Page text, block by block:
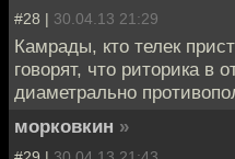
#28 | 30.04.13 21:29
Камрады, кто телек
говорят, что риторика в
диаметрально
морковкин »